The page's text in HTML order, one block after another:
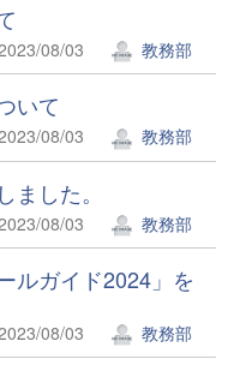
08/03 教務部
いて
08/03 教務部
ました。
08/03 教務部
ルガイド2024」を
08/03 教務部